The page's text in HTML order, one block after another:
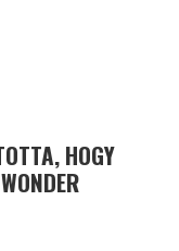
HOGY